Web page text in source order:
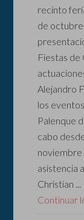
recinto
de octubre
Fiestas de
Alejandro
los
Palenque
cabo
noviembre
asistencia
Christian ...
Continuar